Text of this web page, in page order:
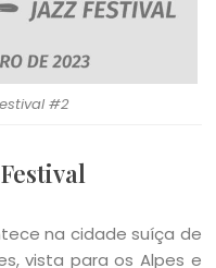
#2
na cidade suíça de
vista para os Alpes e